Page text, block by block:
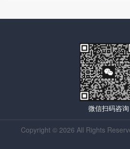
微信扫码咨询
Copyright © 2026 All Rights